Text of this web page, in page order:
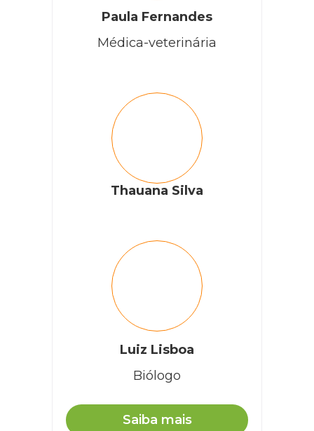
Paula Fernandes
Médica-veterinária
Thauana Silva
Luiz Lisboa
Biólogo
Saiba mais